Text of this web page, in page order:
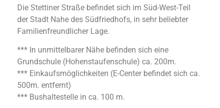
Die Stettiner Straße befindet sich im Süd-West-Teil
der Stadt Nahe des Südfriedhofs, in sehr beliebter
Familienfreundlicher Lage.
*** In unmittelbarer Nähe befinden sich eine
Grundschule (Hohenstaufenschule) ca. 200m.
*** Einkaufsmöglichkeiten (E-Center befindet sich ca.
500m. entfernt)
*** Bushaltestelle in ca. 100 m.